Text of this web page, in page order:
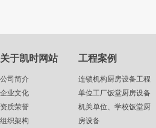
关于凯时网站
公司简介
企业文化
资质荣誉
组织架构
工程案例
连锁机构厨房设备工程
单位工厂饭堂厨房设备
机关单位、学校饭堂厨
房设备